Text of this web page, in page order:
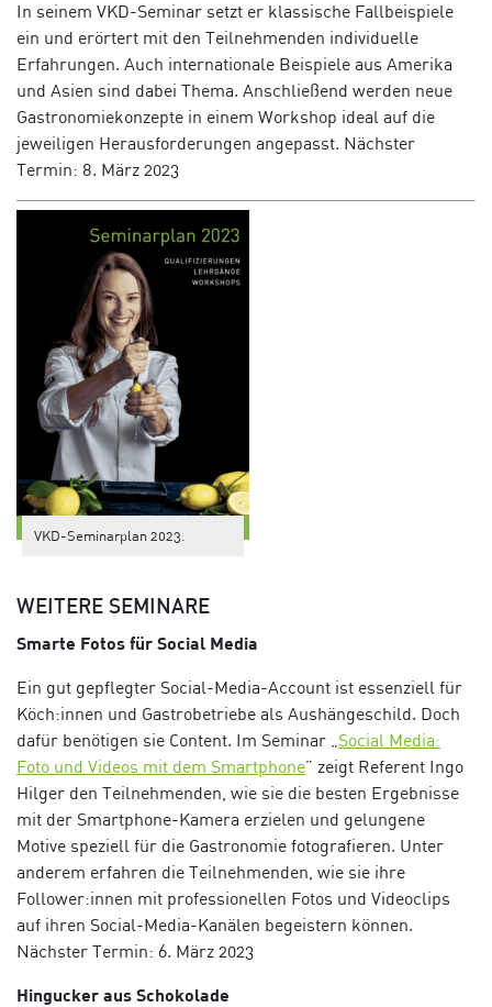
In seinem VKD-Seminar setzt er klassische Fallbeispiele
ein und erörtert mit den Teilnehmenden individuelle
Erfahrungen. Auch internationale Beispiele aus Amerika
und Asien sind dabei Thema. Anschließend werden neue
Gastronomiekonzepte in einem Workshop ideal auf die
jeweiligen Herausforderungen angepasst. Nächster
Termin: 8. März 2023
VKD-Seminarplan 2023.
WEITERE SEMINARE
Smarte Fotos für Social Media
Ein gut gepflegter Social-Media-Account ist essenziell für
Köch:innen und Gastrobetriebe als Aushängeschild. Doch
dafür benötigen sie Content. Im Seminar Social Media:
Foto und Videos mit dem Smartphone” zeigt Referent Ingo
Hilger den Teilnehmenden, wie sie die besten Ergebnisse
mit der Smartphone-Kamera erzielen und gelungene
Motive speziell für die Gastronomie fotografieren. Unter
anderem erfahren die Teilnehmenden, wie sie ihre
Follower:innen mit professionellen Fotos und Videoclips
auf ihren Social-Media-Kanälen begeistern können.
Nächster Termin: 6. März 2023
Hingucker aus Schokolade